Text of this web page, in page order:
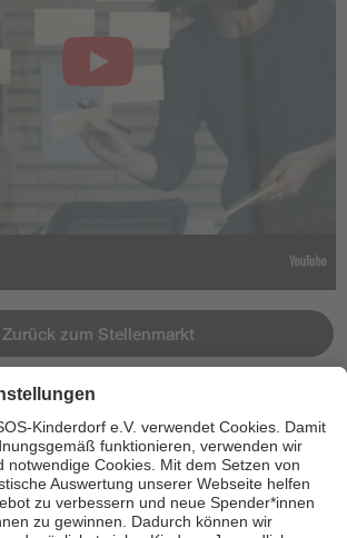
Zurück zum Stellenmarkt
Jetzt bewerben